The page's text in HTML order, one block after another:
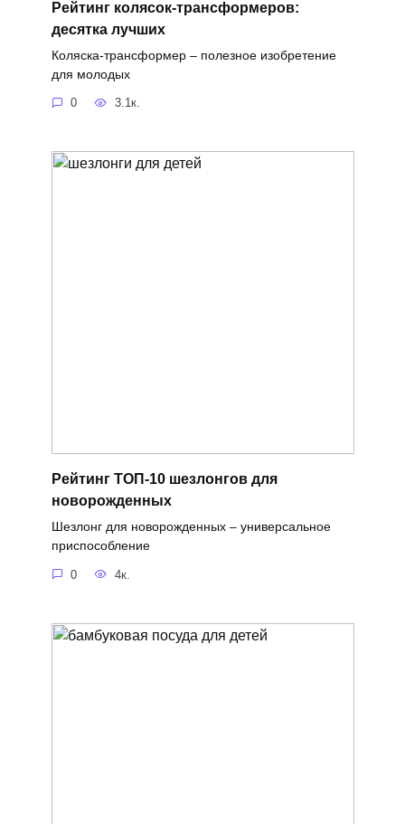
Рейтинг колясок-трансформеров:
десятка лучших
Коляска-трансформер – полезное изобретение
для молодых
0 3.1к.
Рейтинг ТОП-10 шезлонгов для
новорожденных
Шезлонг для новорожденных – универсальное
приспособление
0 4к.